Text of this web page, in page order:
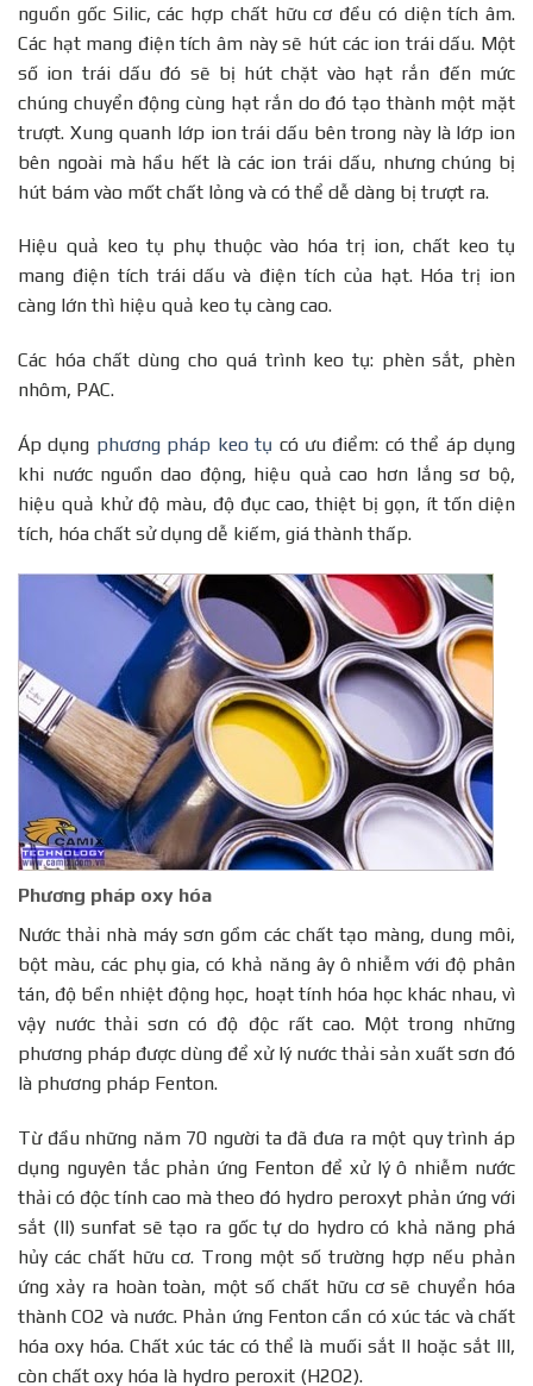
nguồn gốc Silic, các hợp chất hữu cơ đều có diện tích âm.
Các hạt mang điện tích âm này sẽ hút các ion trái dấu. Một
số ion trái dấu đó sẽ bị hút chặt vào hạt rắn đến mức
chúng chuyển động cùng hạt rắn do đó tạo thành một mặt
trượt. Xung quanh lớp ion trái dấu bên trong này là lớp ion
bên ngoài mà hầu hết là các ion trái dấu, nhưng chúng bị
hút bám vào mốt chất lỏng và có thể dễ dàng bị trượt ra.
Hiệu quả keo tụ phụ thuộc vào hóa trị ion, chất keo tụ
mang điện tích trái dấu và điện tích của hạt. Hóa trị ion
càng lớn thì hiệu quả keo tụ càng cao.
Các hóa chất dùng cho quá trình keo tụ: phèn sắt, phèn
nhôm, PAC.
Áp dụng phương pháp keo tụ có ưu điểm: có thể áp dụng
khi nước nguồn dao động, hiệu quả cao hơn lắng sơ bộ,
hiệu quả khử độ màu, độ đục cao, thiệt bị gọn, ít tốn diện
tích, hóa chất sử dụng dễ kiếm, giá thành thấp.
Phương pháp oxy hóa
Nước thải nhà máy sơn gồm các chất tạo màng, dung môi,
bột màu, các phụ gia, có khả năng ây ô nhiễm với độ phân
tán, độ bền nhiệt động học, hoạt tính hóa học khác nhau, vì
vậy nước thải sơn có độ độc rất cao. Một trong những
phương pháp được dùng để xử lý nước thải sản xuất sơn đó
là phương pháp Fenton.
Từ đầu những năm 70 người ta đã đưa ra một quy trình áp
dụng nguyên tắc phản ứng Fenton để xử lý ô nhiễm nước
thải có độc tính cao mà theo đó hydro peroxyt phản ứng với
sắt (II) sunfat sẽ tạo ra gốc tự do hydro có khả năng phá
hủy các chất hữu cơ. Trong một số trường hợp nếu phản
ứng xảy ra hoàn toàn, một số chất hữu cơ sẽ chuyển hóa
thành CO2 và nước. Phản ứng Fenton cần có xúc tác và chất
hóa oxy hóa. Chất xúc tác có thể là muối sắt II hoặc sắt III,
còn chất oxy hóa là hydro peroxit (H2O2).